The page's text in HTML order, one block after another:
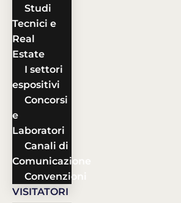
Studi
Tecnici e
Real
Estate
I settori
espositivi
Concorsi
e
Laboratori
Canali di
Comunicazione
Convenzioni
VISITATORI